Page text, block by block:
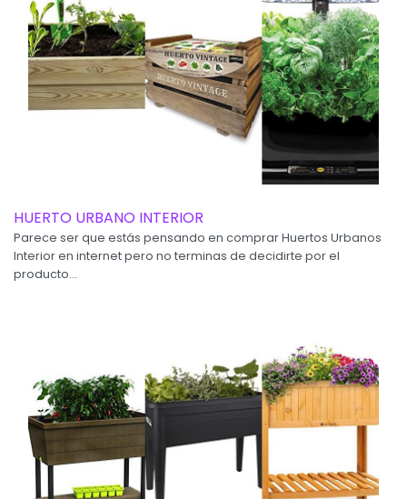
HUERTO URBANO INTERIOR
Parece ser que estás pensando en comprar Huertos Urbanos
Interior en internet pero no terminas de decidirte por el
producto...